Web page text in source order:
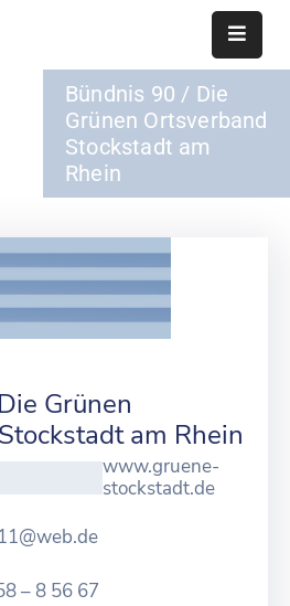
Bündnis 90 / Die
Grünen Ortsverband
Stockstadt am
Rhein
Grünen
am Rhein
www.gruene-
stockstadt.de
– 8 56 67